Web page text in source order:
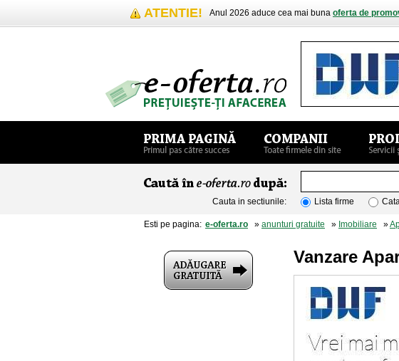
ATENTIE! Anul 2026 aduce cea mai buna oferta de
Cauta in sectiunile: Lista firme
Esti pe pagina: e-oferta.ro » anunturi gratuite » Imobiliare »
Vanzare